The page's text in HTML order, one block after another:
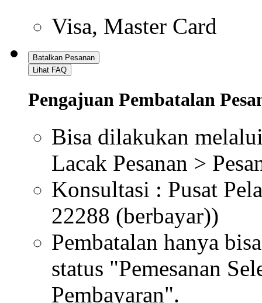
Visa, Master Card
Batalkan Pesanan
Lihat FAQ
Pengajuan Pembatalan
Bisa dilakukan
Lacak Pesanan >
Konsultasi : Pusat
22288 (berbayar))
Pembatalan hanya
status "Pemesanan
Pembayaran".